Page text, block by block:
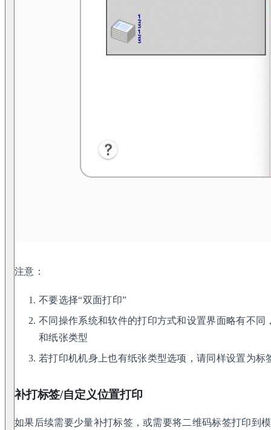
注意：
不要选择“双面打印”
不同操作系统和软件的打印方式和设置界面略有不
和纸张类型
若打印机机身上也有纸张类型选项，请同样设置为标
补打标签/自定义位置打印
如果后续需要少量补打标签，或需要将二维码标签打印到